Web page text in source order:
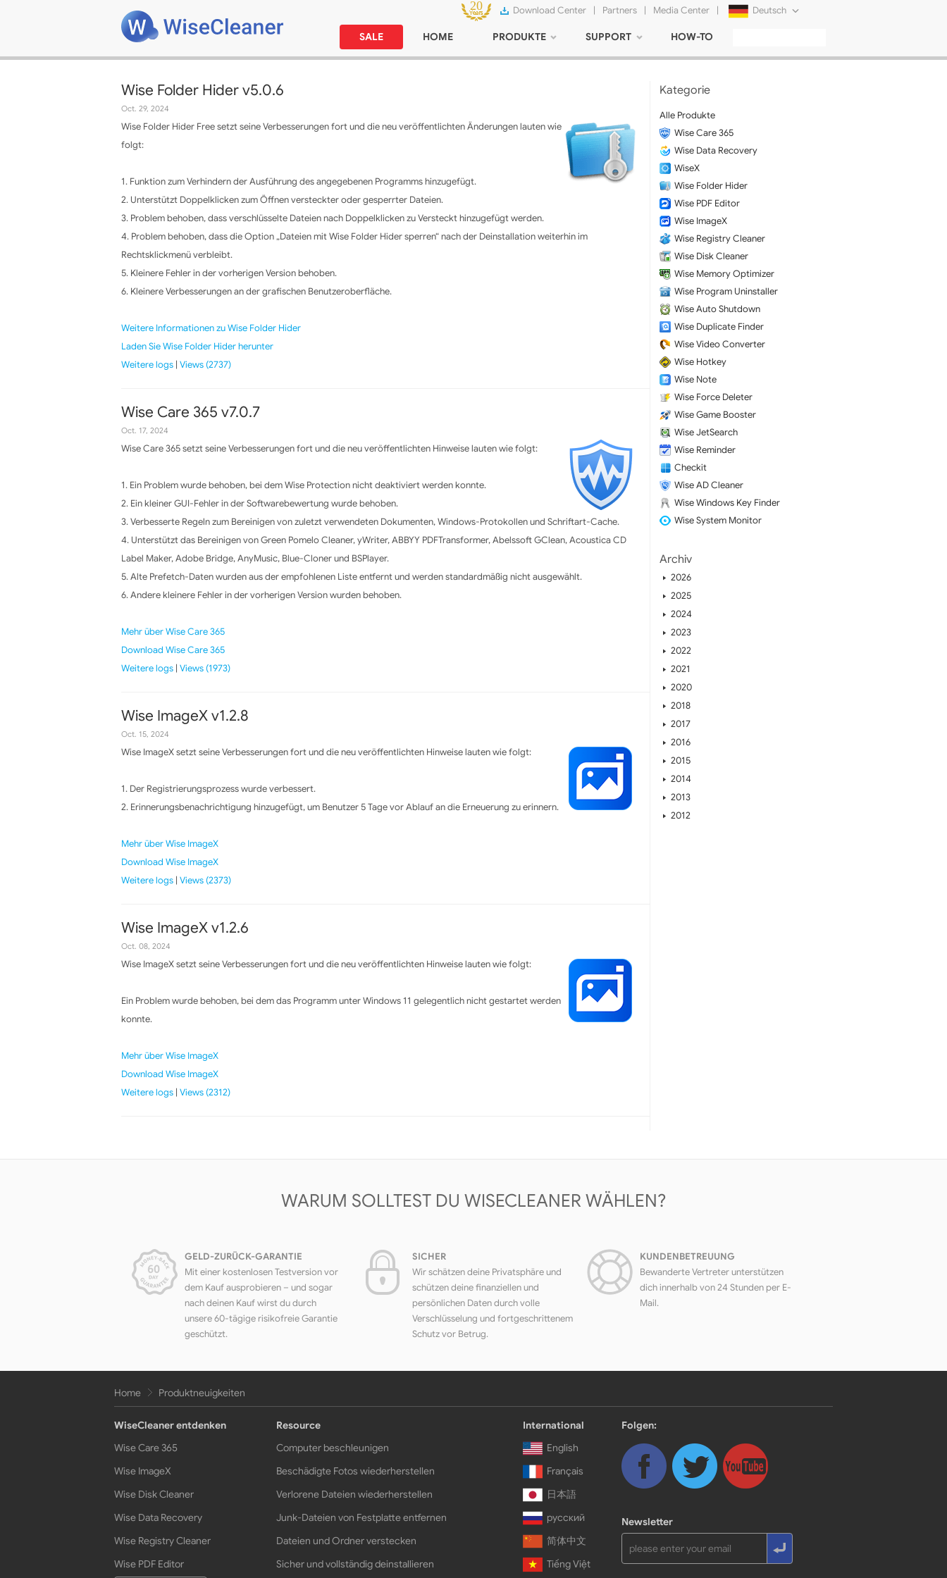
Download Center | Partners | Media Center | Deutsch
Tiếng Việt
SALE HOME PRODUKTE SUPPORT HOW-TO
Wise Folder Hider v5.0.6
Oct. 29, 2024
Wise Folder Hider Free setzt seine Verbesserungen fort und die neu veröffentlichten Änderungen lauten wie
folgt:
1. Funktion zum Verhindern der Ausführung des angegebenen Programms hinzugefügt.
2. Unterstützt Doppelklicken zum Öffnen versteckter oder gesperrter Dateien.
3. Problem behoben, dass verschlüsselte Dateien nach Doppelklicken zu Versteckt hinzugefügt werden.
4. Problem behoben, dass die Option „Dateien mit Wise Folder Hider sperren“ nach der Deinstallation weiterhin im
Rechtsklickmenü verbleibt.
5. Kleinere Fehler in der vorherigen Version behoben.
6. Kleinere Verbesserungen an der grafischen Benutzeroberfläche.
Weitere Informationen zu Wise Folder Hider
Laden Sie Wise Folder Hider herunter
Weitere logs | Views (2737)
Wise Care 365 v7.0.7
Oct. 17, 2024
Wise Care 365 setzt seine Verbesserungen fort und die neu veröffentlichten Hinweise lauten wie folgt:
1. Ein Problem wurde behoben, bei dem Wise Protection nicht deaktiviert werden konnte.
2. Ein kleiner GUI-Fehler in der Softwarebewertung wurde behoben.
3. Verbesserte Regeln zum Bereinigen von zuletzt verwendeten Dokumenten, Windows-Protokollen und Schriftart-Cache.
4. Unterstützt das Bereinigen von Green Pomelo Cleaner, yWriter, ABBYY PDFTransformer, Abelssoft GClean, Acoustica CD
Label Maker, Adobe Bridge, AnyMusic, Blue-Cloner und BSPlayer.
5. Alte Prefetch-Daten wurden aus der empfohlenen Liste entfernt und werden standardmäßig nicht ausgewählt.
6. Andere kleinere Fehler in der vorherigen Version wurden behoben.
Mehr über Wise Care 365
Download Wise Care 365
Weitere logs | Views (1973)
Wise ImageX v1.2.8
Oct. 15, 2024
Wise ImageX setzt seine Verbesserungen fort und die neu veröffentlichten Hinweise lauten wie folgt:
1. Der Registrierungsprozess wurde verbessert.
2. Erinnerungsbenachrichtigung hinzugefügt, um Benutzer 5 Tage vor Ablauf an die Erneuerung zu erinnern.
Mehr über Wise ImageX
Download Wise ImageX
Weitere logs | Views (2373)
Wise ImageX v1.2.6
Oct. 08, 2024
Wise ImageX setzt seine Verbesserungen fort und die neu veröffentlichten Hinweise lauten wie folgt:
Ein Problem wurde behoben, bei dem das Programm unter Windows 11 gelegentlich nicht gestartet werden
konnte.
Mehr über Wise ImageX
Download Wise ImageX
Weitere logs | Views (2312)
Kategorie
Alle Produkte
Wise Care 365
Wise Data Recovery
WiseX
Wise Folder Hider
Wise PDF Editor
Wise ImageX
Wise Registry Cleaner
Wise Disk Cleaner
Wise Memory Optimizer
Wise Program Uninstaller
Wise Auto Shutdown
Wise Duplicate Finder
Wise Video Converter
Wise Hotkey
Wise Note
Wise Force Deleter
Wise Game Booster
Wise JetSearch
Wise Reminder
Checkit
Wise AD Cleaner
Wise Windows Key Finder
Wise System Monitor
Archiv
2026
2025
2024
2023
2022
2021
2020
2018
2017
2016
2015
2014
2013
2012
WARUM SOLLTEST DU WISECLEANER WÄHLEN?
GELD-ZURÜCK-GARANTIE
Mit einer kostenlosen Testversion vor
dem Kauf ausprobieren – und sogar
nach deinen Kauf wirst du durch
unsere 60-tägige risikofreie Garantie
geschützt.
SICHER
Wir schätzen deine Privatsphäre und
schützen deine finanziellen und
persönlichen Daten durch volle
Verschlüsselung und fortgeschrittenem
Schutz vor Betrug.
KUNDENBETREUUNG
Bewanderte Vertreter unterstützen
dich innerhalb von 24 Stunden per E-
Mail.
Home Produktneuigkeiten
WiseCleaner entdenken
Wise Care 365
Wise ImageX
Wise Disk Cleaner
Wise Data Recovery
Wise Registry Cleaner
Wise PDF Editor
Resource
Computer beschleunigen
Beschädigte Fotos wiederherstellen
Verlorene Dateien wiederherstellen
Junk-Dateien von Festplatte entfernen
Dateien und Ordner verstecken
Sicher und vollständig deinstallieren
International
English
Français
日本語
русский
简体中文
Tiếng Việt
Folgen:
Newsletter